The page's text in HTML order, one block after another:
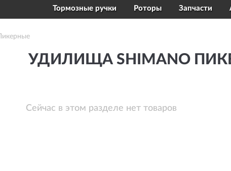
Тормозные ручки Роторы Запчасти
Пикерные
УДИЛИЩА SHIMANO
Сейчас в этом разделе нет товаров